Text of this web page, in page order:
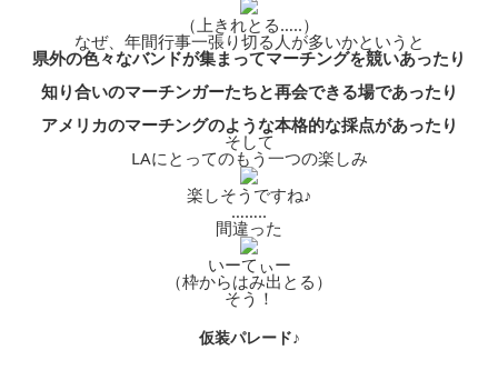
（上きれとる…..）
なぜ、年間行事一張り切る人が多いかというと
県外の色々なバンドが集まってマーチングを競いあったり
知り合いのマーチンガーたちと再会できる場であったり
アメリカのマーチングのような本格的な採点があったり
そして
LAにとってのもう一つの楽しみ
楽しそうですね♪
……..
間違った
いーてぃー
（枠からはみ出とる）
そう！
仮装パレード♪